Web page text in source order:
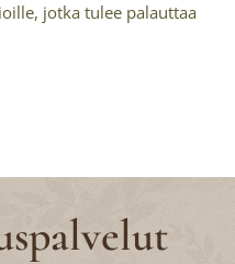
jotka tulee palauttaa